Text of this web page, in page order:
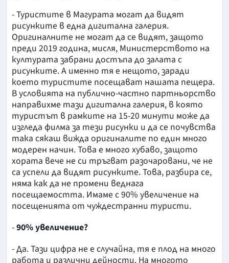
- Туристите в Магурата могат да видят
рисунките в една дигитална галерия.
Оригиналните не могат да се видят, защото
преди 2019 година, мисля, Министерството на
културата забрани достъпа до залата с
рисунките. А именно тя е нещото, заради
което туристите посещават нашата пещера.
В условията на публично-частно партньорство
направихме тази дигитална галерия, в която
туристът в рамките на 15-20 минути може да
изгледа филма за тези рисунки и да се почувства
така сякаш вижда оригиналите по един много
модерен начин. Това е много хубаво, защото
хората вече не си тръгват разочаровани, че не
са успели да видят рисунките. Това, разбира се,
няма как да не промени веднага
посещаемостта. Имаме с 90% увеличение на
посещенията от чуждестранни туристи.
-90% увеличение?
- Да. Тази цифра не е случайна, тя е плод на много
работа и различни дейности. На многото